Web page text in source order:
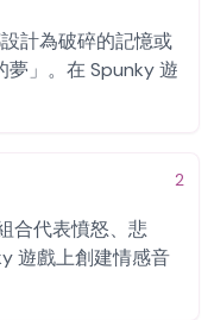
計為破碎的記憶或
」。在 Spunky 遊
2
合代表憤怒、悲
遊戲上創建情感音